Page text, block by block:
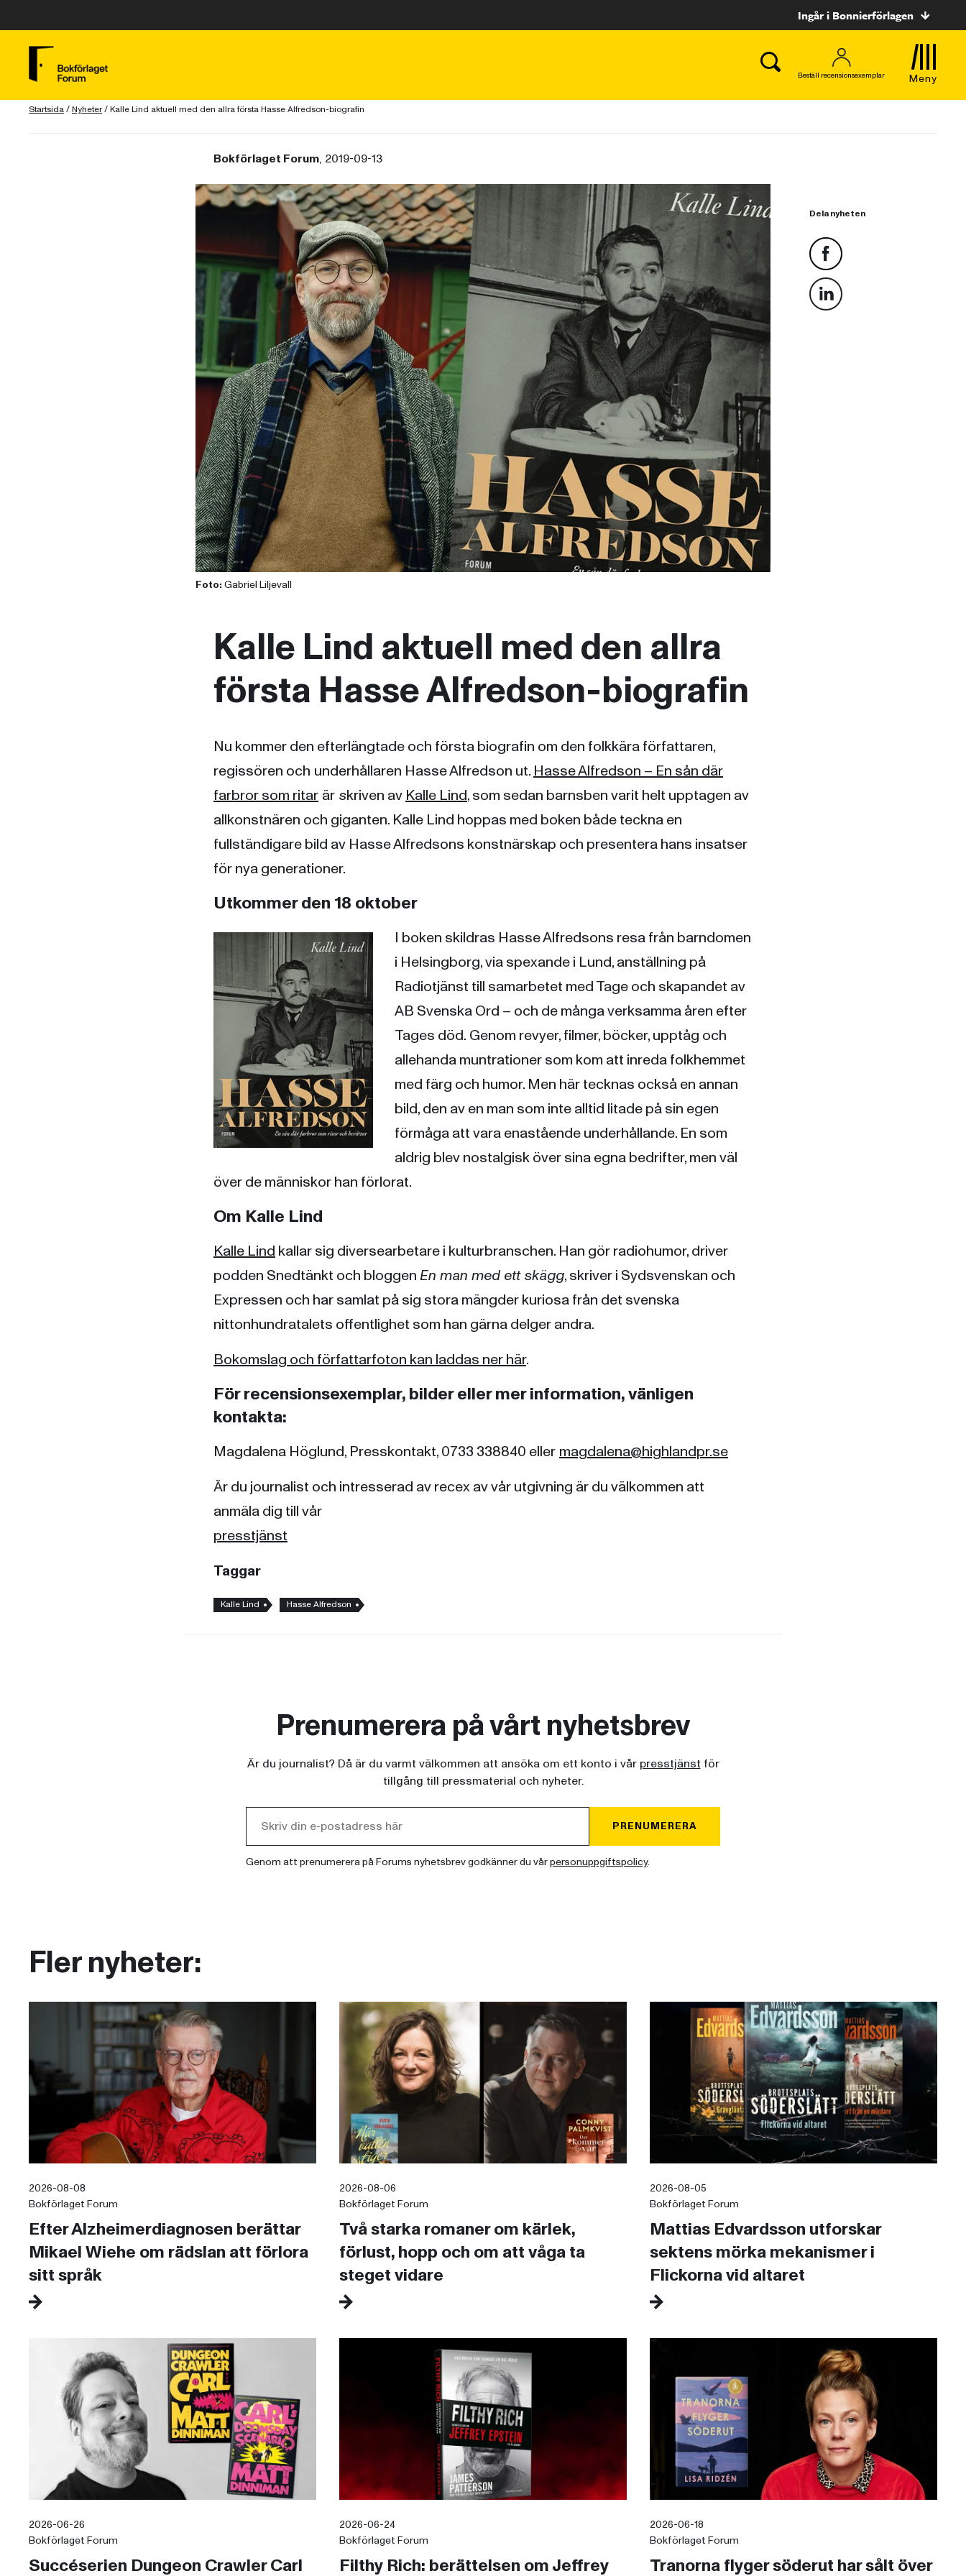
Ingår i Bonnierförlagen
Beställ recensionsexemplar Meny
Startsida/Nyheter/Kalle Lind aktuell med den allra första Hasse Alfredson-biografin
Bokförlaget Forum, 2019-09-13
Foto: Gabriel Liljevall
Dela nyheten
Kalle Lind aktuell med den allra
första Hasse Alfredson-biografin
Nu kommer den efterlängtade och första biografin om den folkkära författaren,
regissören och underhållaren Hasse Alfredson ut.Hasse Alfredson – En sån där
farbror som ritar är skriven avKalle Lind, som sedan barnsben varit helt upptagen av
allkonstnären och giganten. Kalle Lind hoppas med boken både teckna en
fullständigare bild av Hasse Alfredsons konstnärskap och presentera hans insatser
för nya generationer.
Utkommer den 18 oktober
I boken skildras Hasse Alfredsons resa från barndomen
i Helsingborg, via spexande i Lund, anställning på
Radiotjänst till samarbetet med Tage och skapandet av
AB Svenska Ord – och de många verksamma åren efter
Tages död. Genom revyer, filmer, böcker, upptåg och
allehanda muntrationer som kom att inreda folkhemmet
med färg och humor. Men här tecknas också en annan
bild, den av en man som inte alltid litade på sin egen
förmåga att vara enastående underhållande. En som
aldrig blev nostalgisk över sina egna bedrifter, men väl
över de människor han förlorat.
Om Kalle Lind
Kalle Lindkallar sig diversearbetare i kulturbranschen. Han gör radiohumor, driver
podden Snedtänkt och bloggenEn man med ett skägg, skriver i Sydsvenskan och
Expressen och har samlat på sig stora mängder kuriosa från det svenska
nittonhundratalets offentlighet som han gärna delger andra.
Bokomslag och författarfoton kan laddas ner här.
För recensionsexemplar, bilder eller mer information, vänligen
kontakta:
Magdalena Höglund, Presskontakt, 0733 338840 ellermagdalena@highlandpr.se
Är du journalist och intresserad av recex av vår utgivning är du välkommen att
anmäla dig till vår
presstjänst
Taggar
Kalle Lind Hasse Alfredson
Prenumerera på vårt nyhetsbrev
Är du journalist? Då är du varmt välkommen att ansöka om ett konto i vår presstjänst för
tillgång till pressmaterial och nyheter.
PRENUMERERA
Genom att prenumerera på Forums nyhetsbrev godkänner du vårpersonuppgiftspolicy.
Fler nyheter:
2026-08-08
Bokförlaget Forum
Efter Alzheimerdiagnosen berättar
Mikael Wiehe om rädslan att förlora
sitt språk
2026-08-06
Bokförlaget Forum
Två starka romaner om kärlek,
förlust, hopp och om att våga ta
steget vidare
2026-08-05
Bokförlaget Forum
Mattias Edvardsson utforskar
sektens mörka mekanismer i
Flickorna vid altaret
2026-06-26
Bokförlaget Forum
Succéserien Dungeon Crawler Carl
2026-06-24
Bokförlaget Forum
Filthy Rich: berättelsen om Jeffrey
2026-06-18
Bokförlaget Forum
Tranorna flyger söderut har sålt över